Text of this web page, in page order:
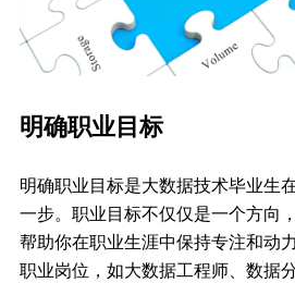
明确职业目标
明确职业目标是大数据技术毕业生
一步。职业目标不仅仅是一个方向
帮助你在职业生涯中保持专注和动
职业岗位，如大数据工程师、数据